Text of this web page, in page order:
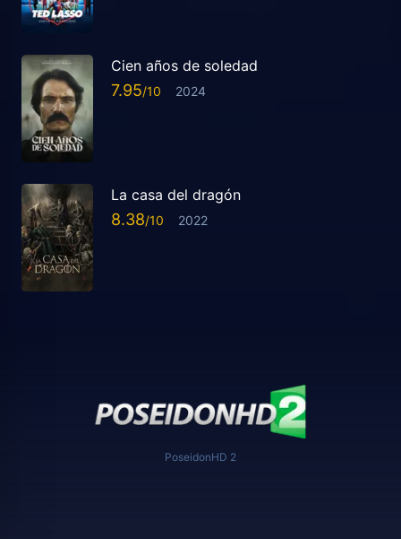
Cien años de soledad
7.95 2024
La casa del dragón
8.38 2022
PoseidonHD 2